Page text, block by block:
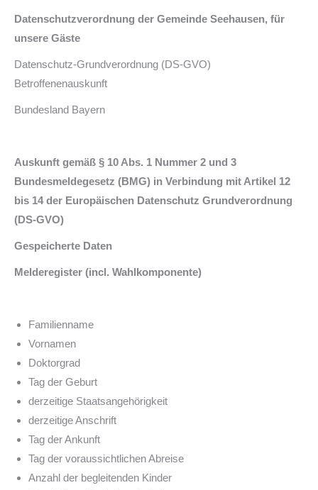
Datenschutzverordnung der Gemeinde Seehausen, für
unsere Gäste
Datenschutz-Grundverordnung (DS-GVO)
Betroffenenauskunft
Bundesland Bayern
Auskunft gemäß § 10 Abs. 1 Nummer 2 und 3
Bundesmeldegesetz (BMG) in Verbindung mit Artikel 12
bis 14 der Europäischen Datenschutz Grundverordnung
(DS-GVO)
Gespeicherte Daten
Melderegister (incl. Wahlkomponente)
Familienname
Vornamen
Doktorgrad
Tag der Geburt
derzeitige Staatsangehörigkeit
derzeitige Anschrift
Tag der Ankunft
Tag der voraussichtlichen Abreise
Anzahl der begleitenden Kinder